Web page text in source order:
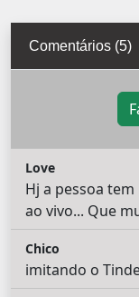
Comentários (5)
Love
Hj a pessoa
ao vivo... Que
Chico
imitando o